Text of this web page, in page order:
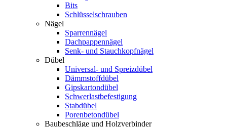
Bits
Schlüsselschrauben
Nägel
Sparrennägel
Dachpappennägel
Senk- und Stauchkopfnägel
Dübel
Universal- und Spreizdübel
Dämmstoffdübel
Gipskartondübel
Schwerlastbefestigung
Stabdübel
Porenbetondübel
Baubeschläge und Holzverbinder